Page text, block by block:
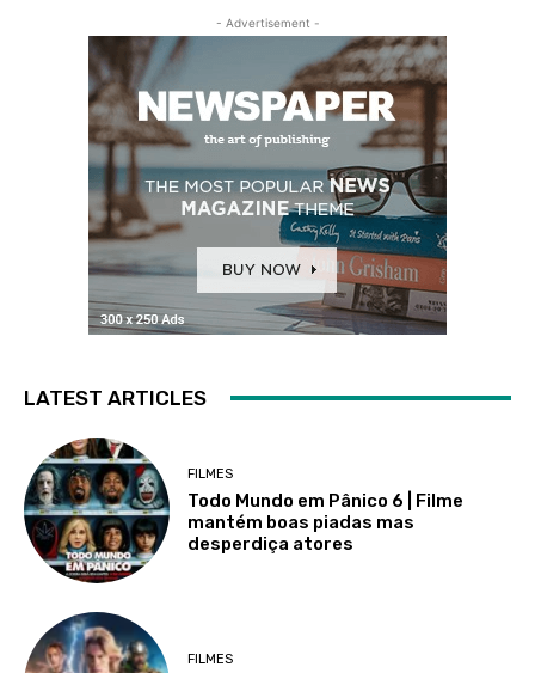
- Advertisement -
LATEST ARTICLES
FILMES
Todo Mundo em Pânico 6 | Filme
mantém boas piadas mas
desperdiça atores
FILMES